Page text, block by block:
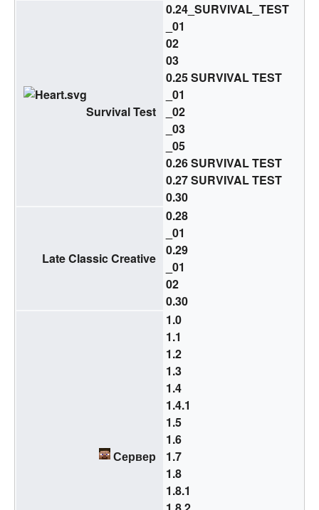
Survival Test
0.24_SURVIVAL_TEST
_01
02
03
0.25 SURVIVAL TEST
_01
_02
_03
_05
0.26 SURVIVAL TEST
0.27 SURVIVAL TEST
0.30
Late Classic Creative
0.28
_01
0.29
_01
02
0.30
Сервер
1.0
1.1
1.2
1.3
1.4
1.4.1
1.5
1.6
1.7
1.8
1.8.1